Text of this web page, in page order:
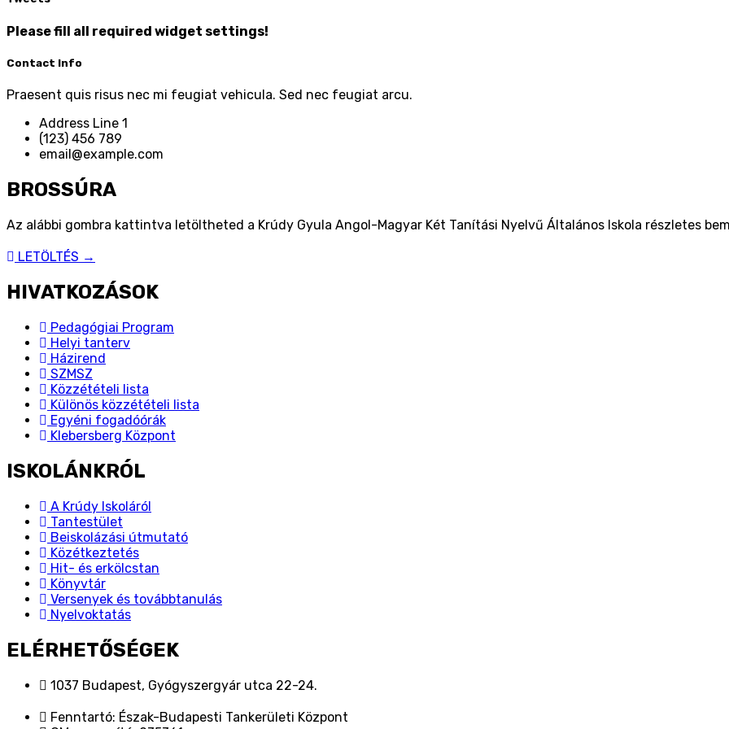
Please fill all required widget settings!
Contact Info
Praesent quis risus nec mi feugiat vehicula. Sed nec feugiat arcu.
Address Line 1
(123) 456 789
email@example.com
BROSSÚRA
Az alábbi gombra kattintva letöltheted a Krúdy Gyula Angol-Magyar Két Tanítási Nyelvű Általános Iskola részletes
LETÖLTÉS →
HIVATKOZÁSOK
Pedagógiai Program
Helyi tanterv
Házirend
SZMSZ
Közzétételi lista
Különös közzétételi lista
Egyéni fogadóórák
Klebersberg Központ
ISKOLÁNKRÓL
A Krúdy Iskoláról
Tantestület
Beiskolázási útmutató
Közétkeztetés
Hit- és erkölcstan
Könyvtár
Versenyek és továbbtanulás
Nyelvoktatás
ELÉRHETŐSÉGEK
1037 Budapest, Gyógyszergyár utca 22-24.
Fenntartó: Észak-Budapesti Tankerületi Központ